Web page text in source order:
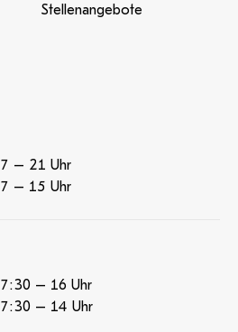
Stellenangebote
7 – 21 Uhr
7 – 15 Uhr
7:30 – 16 Uhr
7:30 – 14 Uhr